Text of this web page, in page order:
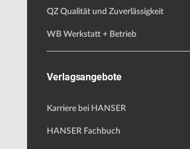
QZ Qualität und Zuverlässigkeit
WB Werkstatt + Betrieb
Verlagsangebote
Karriere bei HANSER
HANSER Fachbuch